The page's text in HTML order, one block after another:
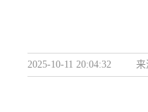
2025-10-11 20:04:32 来